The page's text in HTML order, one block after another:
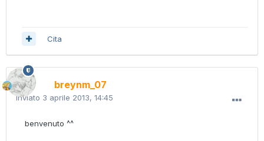
Cita
breynm_07
Inviato 3 aprile 2013, 14:45
benvenuto ^^